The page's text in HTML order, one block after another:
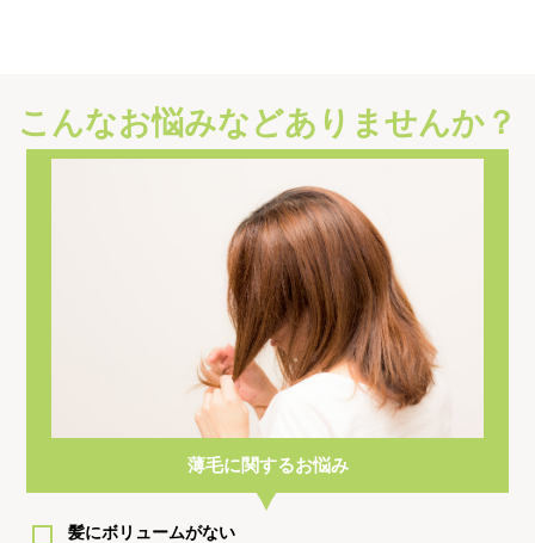
こんなお悩みなどありませんか？
薄毛に関するお悩み
髪にボリュームがない